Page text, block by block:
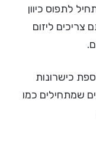
לתפוס כיוון
ליזום
כישרונות
שמתחילים כמו